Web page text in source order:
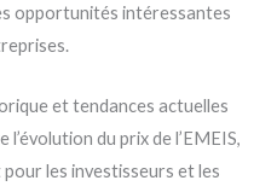
opportunités intéressantes
et tendances actuelles
du prix de l’EMEIS,
les investisseurs et les